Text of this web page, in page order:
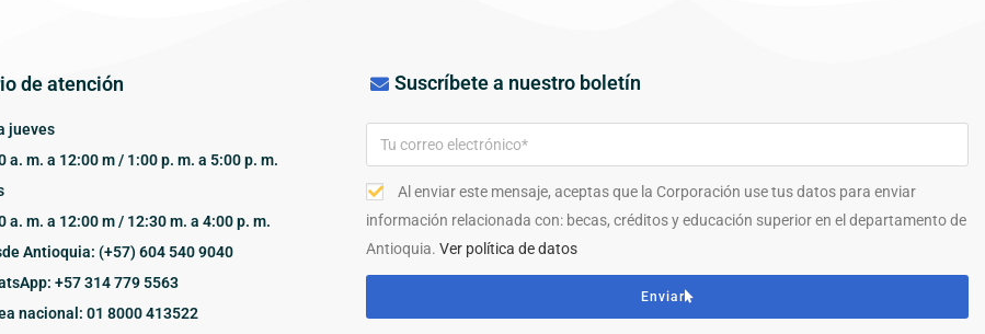
de atención
jueves
a. m. a 12:00 m / 1:00 p. m. a 5:00 p. m.
a. m. a 12:00 m / 12:30 m. a 4:00 p. m.
Antioquia: (+57) 604 540 9040
+57 314 779 5563
nacional: 01 8000 413522
Suscríbete a nuestro boletín
Al enviar este mensaje, aceptas que la Corporación use tus datos para enviar
información relacionada con: becas, créditos y educación superior en el departamento de
Antioquia.Ver política de datos
Enviar